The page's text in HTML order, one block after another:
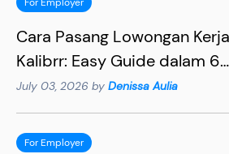
Cara Pasang Lowongan
Kalibrr: Easy Guide dalam 6
Langkah
July 03, 2026 by Denissa Aulia
For Employer